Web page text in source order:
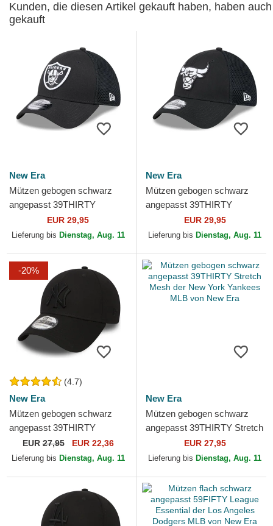
Kunden, die diesen Artikel gekauft haben, haben auch
gekauft
New Era
Mützen gebogen schwarz
angepasst 39THIRTY
Evergreen Neo der Las
Vegas Raiders NFL von New
EUR 29,95
Lieferung bis Dienstag, Aug. 11
New Era
Mützen gebogen schwarz
angepasst 39THIRTY
Evergreen Neo der Chicago
Bulls NBA von New Era
EUR 29,95
Lieferung bis Dienstag, Aug. 11
-20%
(4.7)
New Era
Mützen gebogen schwarz
angepasst 39THIRTY
Classic der New York
Yankees MLB von New Era
EUR27,95 EUR 22,36
Lieferung bis Dienstag, Aug. 11
New Era
Mützen gebogen schwarz
angepasst 39THIRTY Stretch
Mesh der New York Yankees
MLB von New Era
EUR 27,95
Lieferung bis Dienstag, Aug. 11